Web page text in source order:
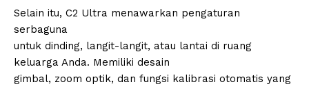
Selain itu, C2 Ultra menawarkan pengaturan
serbaguna
untuk dinding, langit-langit, atau lantai di ruang
keluarga Anda. Memiliki desain
gimbal, zoom optik, dan fungsi kalibrasi otomatis yang